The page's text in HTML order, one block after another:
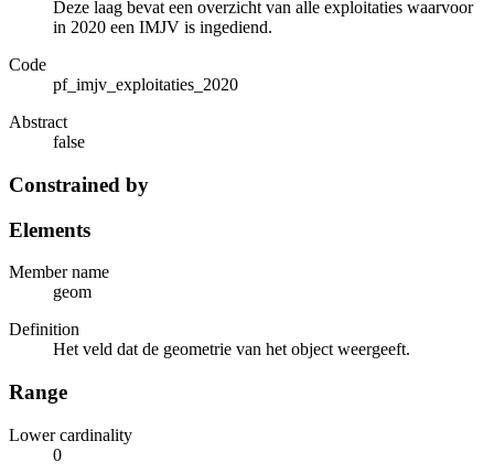
Deze laag bevat een overzicht van alle exploitaties waarvoor
in 2020 een IMJV is ingediend.
Code
pf_imjv_exploitaties_2020
Abstract
false
Constrained by
Elements
Member name
geom
Definition
Het veld dat de geometrie van het object weergeeft.
Range
Lower cardinality
0